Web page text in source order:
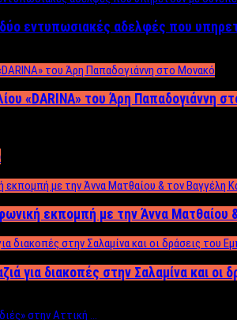
εντυπωσιακές αδελφές που
«DARINA» του Άρη Παπαδογιάννη
εκπομπή με την Άννα Ματθαίου
για διακοπές στην Σαλαμίνα και οι